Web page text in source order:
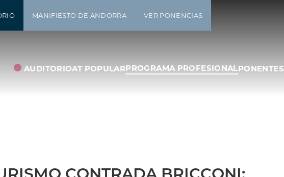
MANIFIESTO DE ANDORRA VER PONENCIAS
AUDITORIOAT POPULARPROGRAMA PROFESIONALPONENTES